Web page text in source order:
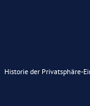
Historie der Privatsphäre-